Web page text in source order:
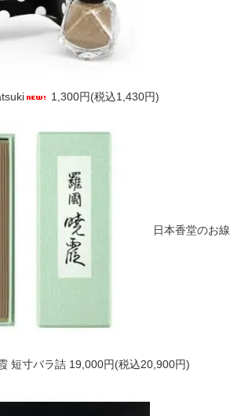
1,300円(税込1,430円)
日本香堂のお線
短寸バラ詰 19,000円(税込20,900円)